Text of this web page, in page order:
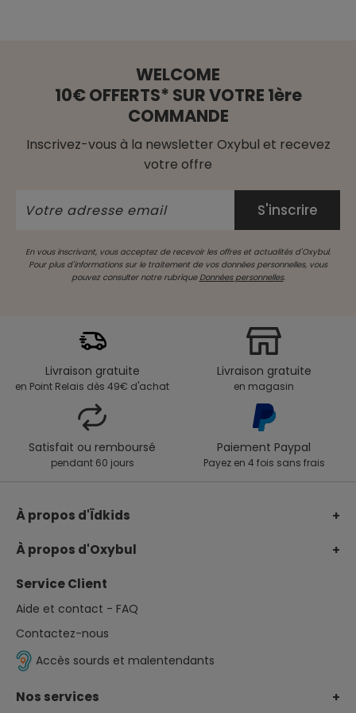
WELCOME
10€ OFFERTS* SUR VOTRE 1ère
COMMANDE
Inscrivez-vous à la newsletter Oxybul et recevez
votre offre
En vous inscrivant, vous acceptez de recevoir les offres et actualités d'Oxybul.
Pour plus d'informations sur le traitement de vos données personnelles, vous
pouvez consulter notre rubrique Données personnelles.
Livraison gratuite
en Point Relais dès 49€ d'achat
Livraison gratuite
en magasin
Satisfait ou remboursé
pendant 60 jours
Paiement Paypal
Payez en 4 fois sans frais
À propos d'Ïdkids
Le groupe Ïdkids
Notre charte avis clients
Rejoignez-nous
Déclaration UE d'accessibilité
À propos d'Oxybul
Nos engagements
Parents pilotes
Jeux et handicap
Qualités et caractéristiques environnementales
Service Client
Aide et contact - FAQ
Contactez-nous
Accès sourds et malentendants
Nos services